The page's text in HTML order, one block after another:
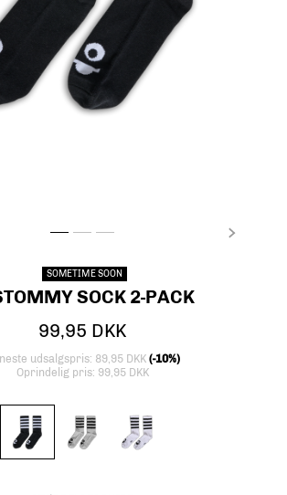
stsTOMMY SOCK 2-PACK, BLACK, packshot
stsTOMMY SOCK 2-PACK, BLACK,
stsTOMMY SOCK 2-PACK, BLACK,
NÆSTE
SOMETIME SOON
SOCK 2-PACK
99,95 DKK
udsalgspris: 89,95 DKK (-10%)
Oprindelig pris: 99,95 DKK